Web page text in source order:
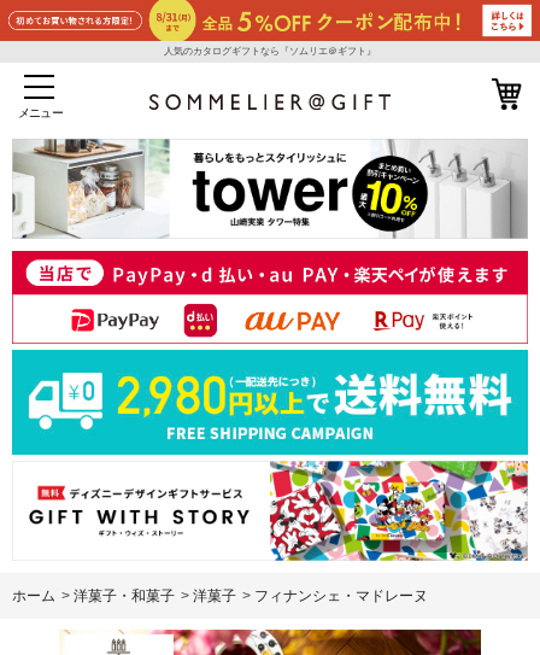
人気のカタログギフトなら『ソムリエ＠ギフト』
メニュー
ホーム > 洋菓子・和菓子 > 洋菓子 > フィナンシェ・マドレーヌ